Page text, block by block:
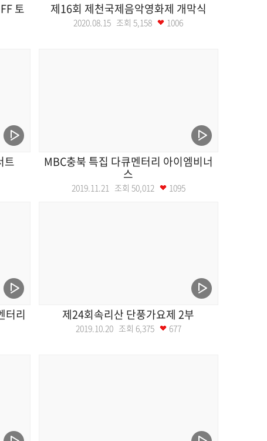
토 제16회 제천국제음악영화제 개막식
2020.08.15 조회 5,158 1006
트 MBC충북 특집 다큐멘터리 아이엠비너
스
2019.11.21 조회 50,012 1095
터리 제24회속리산 단풍가요제 2부
2019.10.20 조회 6,375 677